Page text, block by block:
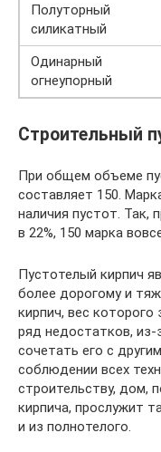
Полуторный
силикатный
Одинарный
огнеупорный
Строительный
При общем объеме
составляет 150.
наличия пустот. Так,
в 22%, 150 марка
Пустотелый кирпич
более дорогому и
кирпич, вес
ряд недостатков,
сочетать его с
соблюдении всех
строительству, дом,
кирпича, прослужит
и из полнотелого.